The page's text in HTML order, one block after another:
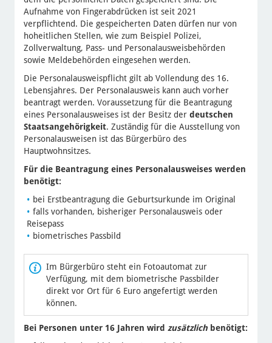
Aufnahme von Fingerabdrücken ist seit 2021
verpflichtend. Die gespeicherten Daten dürfen nur von
hoheitlichen Stellen, wie zum Beispiel Polizei,
Zollverwaltung, Pass- und Personalausweisbehörden
sowie Meldebehörden eingesehen werden.
Die Personalausweispflicht gilt ab Vollendung des 16.
Lebensjahres. Der Personalausweis kann auch vorher
beantragt werden. Voraussetzung für die Beantragung
eines Personalausweises ist der Besitz der deutschen
Staatsangehörigkeit. Zuständig für die Ausstellung von
Personalausweisen ist das Bürgerbüro des
Hauptwohnsitzes.
Für die Beantragung eines Personalausweises werden
benötigt:
bei Erstbeantragung die Geburtsurkunde im Original
falls vorhanden, bisheriger Personalausweis oder
Reisepass
biometrisches Passbild
Im Bürgerbüro steht ein Fotoautomat zur
Verfügung, mit dem biometrische Passbilder
direkt vor Ort für 6 Euro angefertigt werden
können.
Bei Personen unter 16 Jahren wird zusätzlichbenötigt: